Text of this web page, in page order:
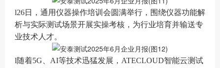
l26日，通用仪器操作培训会圆满举行，围绕仪器功能解
析与实际测试场景开展实操考核，为行业培育并输送专
业技术人才。
l随着5G、AI等技术迅猛发展，ATECLOUD智能云测试